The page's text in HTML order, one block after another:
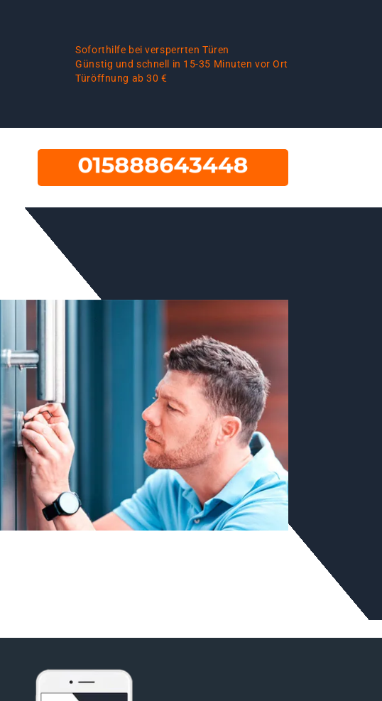
Soforthilfe bei versperrten Türen
Günstig und schnell in 15-35 Minuten vor Ort
Türöffnung ab 30 €